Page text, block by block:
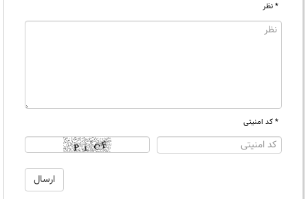
* نظر
* کد امنیتی